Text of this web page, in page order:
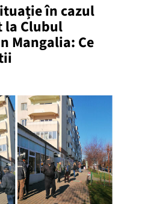
în cazul
Clubul
Mangalia: Ce